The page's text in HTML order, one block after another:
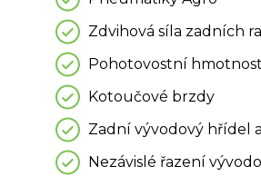
Zdvihová síla zadních
Pohotovostní hmotnost
Kotoučové brzdy
Zadní vývodový hřídel
Nezávislé řazení